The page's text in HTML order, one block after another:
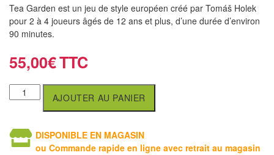
air
Pendules
Echiquier
aveugles
d'échecs
Tea Garden est un jeu de style européen créé par Tomáš Holek
pour 2 à 4 joueurs âgés de 12 ans et plus, d’une durée d’environ
90 minutes.
55,00€
AJOUTER AU PANIER
DISPONIBLE EN MAGASIN
ou Commande rapide en ligne avec retrait au magasin